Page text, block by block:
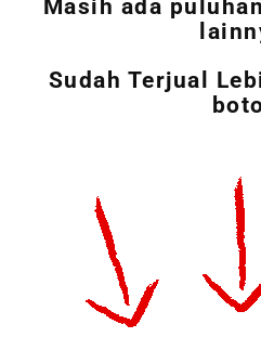
Masih ada
Sudah Terjual